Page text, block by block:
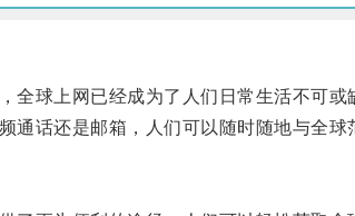
球上网已经成为了人们日常生活不可或
话还是邮箱，人们可以随时随地与全球